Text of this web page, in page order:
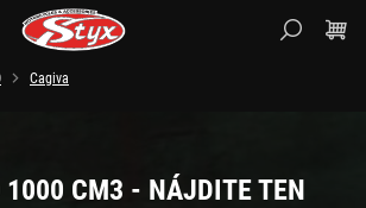
Cagiva
1000 CM3 - NÁJDITE TEN